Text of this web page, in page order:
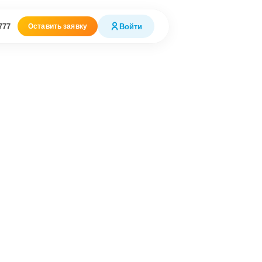
Оставить заявку Войти